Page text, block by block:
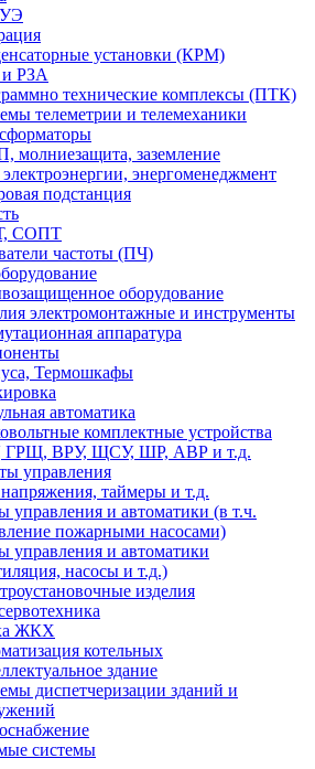
установки (КРМ)
РЗА
технические комплексы (ПТК)
телеметрии и телемеханики
молниезащита, заземление
энергоменеджмент
подстанция
СОПТ
частоты (ПЧ)
оборудование
электромонтажные и инструменты
аппаратура
Термошкафы
автоматика
комплектные устройства
ГРЩ, ВРУ, ЩСУ, ШР, АВР и т.д.
управления
таймеры и т.д.
и автоматики (в т.ч.
пожарными насосами)
управления и автоматики
насосы и т.д.)
изделия
ЖКХ
котельных
здание
диспетчеризации зданий и
системы